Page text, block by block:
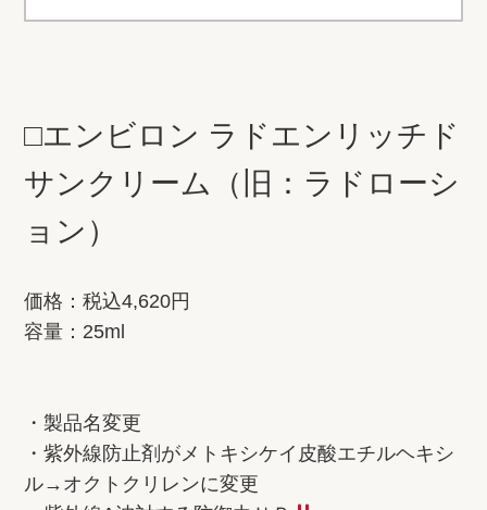
□エンビロン ラドエンリッチド
サンクリーム（旧：ラドローシ
ョン）
価格：税込4,620円
容量：25ml
・製品名変更
・紫外線防止剤がメトキシケイ皮酸エチルヘキシ
ル→オクトクリレンに変更